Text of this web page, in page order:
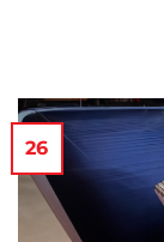
26